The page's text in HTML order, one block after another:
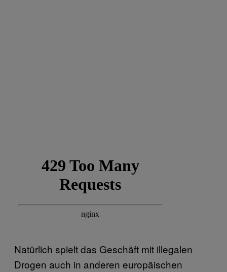
Natürlich spielt das Geschäft mit illegalen
Drogen auch in anderen europäischen